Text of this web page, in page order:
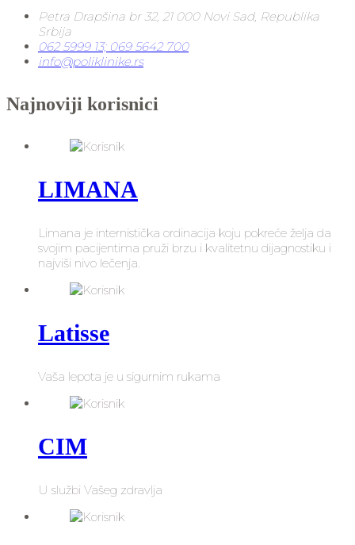
Petra Drapšina br 32, 21 000 Novi Sad, Republika
Srbija
062 5999 13; 069 5642 700
info@poliklinike.rs
Najnoviji korisnici
LIMANA
Limana je internistička ordinacija koju pokreće želja da
svojim pacijentima pruži brzu i kvalitetnu dijagnostiku i
najviši nivo lečenja.
Latisse
Vaša lepota je u sigurnim rukama
CIM
U službi Vašeg zdravlja